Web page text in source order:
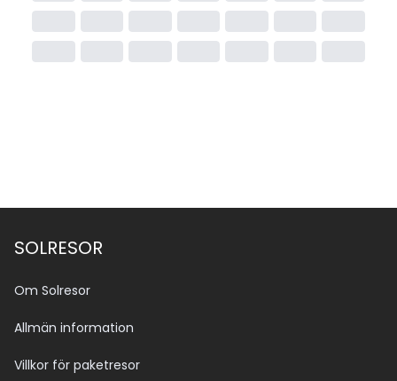
SOLRESOR
Om Solresor
Allmän information
Villkor för paketresor